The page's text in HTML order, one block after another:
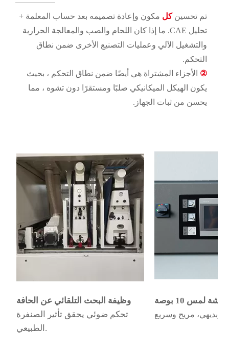
تم تحسينكل مكون وإعادة تصميمه بعد حساب المعلمة +
تحليل CAE. ما إذا كان اللحام والصب والمعالجة الحرارية
والتشغيل الآلي وعمليات التصنيع الأخرى ضمن نطاق
التحكم.
② الأجزاء المشتراة هي أيضًا ضمن نطاق التحكم ، بحيث
يكون الهيكل الميكانيكي صلبًا ومستقرًا دون تشوه ، مما
يحسن من ثبات الجهاز.
وظيفة البحث التلقائي عن الحافة
تحكم ضوئي يحقق تأثير الصنفرة
الطبيعي.
شاشة لمس 10 بوصة